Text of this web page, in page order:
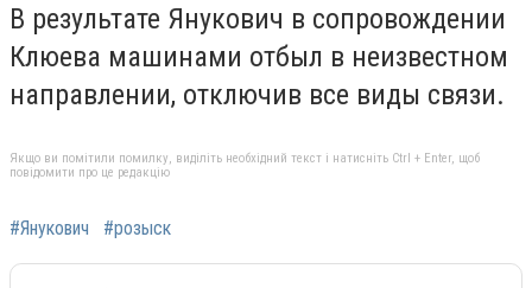
В результате Янукович в сопровождении
Клюева машинами отбыл в неизвестном
направлении, отключив все виды связи.
Якщо ви помітили помилку, виділіть необхідний текст і натисніть Ctrl + Enter, щоб
повідомити про це редакцію
#Янукович #розыск